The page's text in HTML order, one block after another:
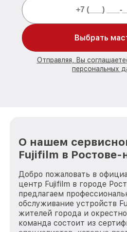
Выбрать
Отправляя, Вы
персональных
О нашем
Fujifilm в
Добро пожаловать в
центр Fujifilm в городе
предлагаем
обслуживание устройств
жителей города и
команда состоит из